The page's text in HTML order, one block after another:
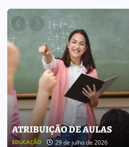
BOLETIM INFORMATIVO 238
BOLETIM INFORMATIVO 25 de julho de